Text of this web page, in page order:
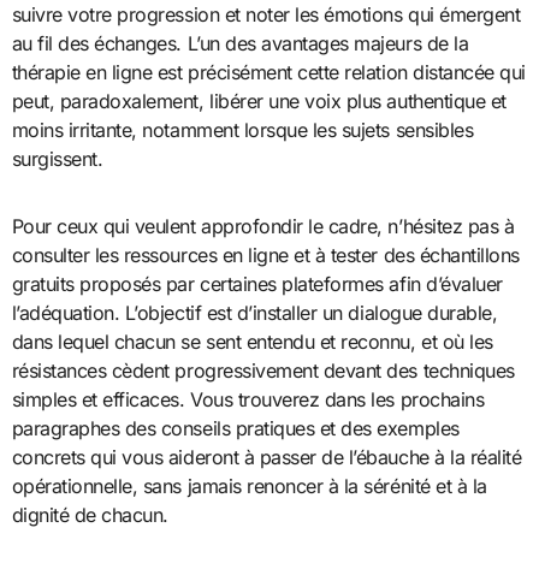
suivre votre progression et noter les émotions qui émergent
au fil des échanges. L’un des avantages majeurs de la
thérapie en ligne est précisément cette relation distancée qui
peut, paradoxalement, libérer une voix plus authentique et
moins irritante, notamment lorsque les sujets sensibles
surgissent.
Pour ceux qui veulent approfondir le cadre, n’hésitez pas à
consulter les ressources en ligne et à tester des échantillons
gratuits proposés par certaines plateformes afin d’évaluer
l’adéquation. L’objectif est d’installer un dialogue durable,
dans lequel chacun se sent entendu et reconnu, et où les
résistances cèdent progressivement devant des techniques
simples et efficaces. Vous trouverez dans les prochains
paragraphes des conseils pratiques et des exemples
concrets qui vous aideront à passer de l’ébauche à la réalité
opérationnelle, sans jamais renoncer à la sérénité et à la
dignité de chacun.